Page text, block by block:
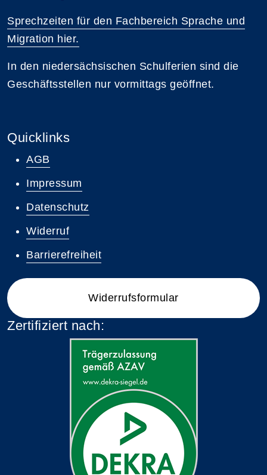
Sprechzeiten für den Fachbereich Sprache und
Migration hier.
In den niedersächsischen Schulferien sind die
Geschäftsstellen nur vormittags geöffnet.
Quicklinks
AGB
Impressum
Datenschutz
Widerruf
Barrierefreiheit
Widerrufsformular
Zertifiziert nach: